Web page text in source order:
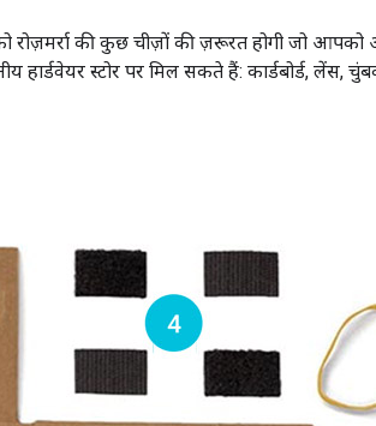
रोज़मर्रा की कुछ चीज़ों की ज़रूरत होगी जो आपको
हार्डवेयर स्टोर पर मिल सकते हैं: कार्डबोर्ड,